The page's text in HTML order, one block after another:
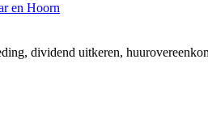
en Hoorn
dividend uitkeren,